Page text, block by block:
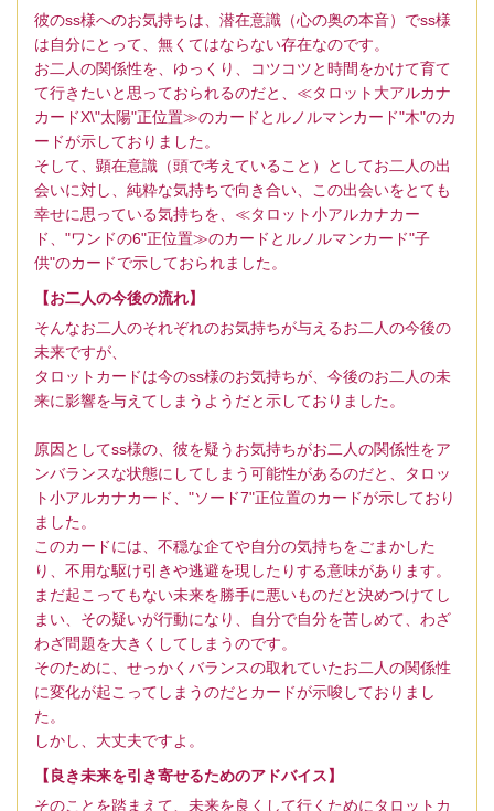
彼のss様へのお気持ちは、潜在意識（心の奥の本音）でss様
は自分にとって、無くてはならない存在なのです。
お二人の関係性を、ゆっくり、コツコツと時間をかけて育て
て行きたいと思っておられるのだと、≪タロット大アルカナ
カードX\"太陽"正位置≫のカードとルノルマンカード"木"のカ
ードが示しておりました。
そして、顕在意識（頭で考えていること）としてお二人の出
会いに対し、純粋な気持ちで向き合い、この出会いをとても
幸せに思っている気持ちを、≪タロット小アルカナカー
ド、"ワンドの6"正位置≫のカードとルノルマンカード"子
供"のカードで示しておられました。
【お二人の今後の流れ】
そんなお二人のそれぞれのお気持ちが与えるお二人の今後の
未来ですが、
タロットカードは今のss様のお気持ちが、今後のお二人の未
来に影響を与えてしまうようだと示しておりました。
原因としてss様の、彼を疑うお気持ちがお二人の関係性をア
ンバランスな状態にしてしまう可能性があるのだと、タロッ
ト小アルカナカード、"ソード7"正位置のカードが示しており
ました。
このカードには、不穏な企てや自分の気持ちをごまかした
り、不用な駆け引きや逃避を現したりする意味があります。
まだ起こってもない未来を勝手に悪いものだと決めつけてし
まい、その疑いが行動になり、自分で自分を苦しめて、わざ
わざ問題を大きくしてしまうのです。
そのために、せっかくバランスの取れていたお二人の関係性
に変化が起こってしまうのだとカードが示唆しておりまし
た。
しかし、大丈夫ですよ。
【良き未来を引き寄せるためのアドバイス】
そのことを踏まえて、未来を良くして行くためにタロットカ